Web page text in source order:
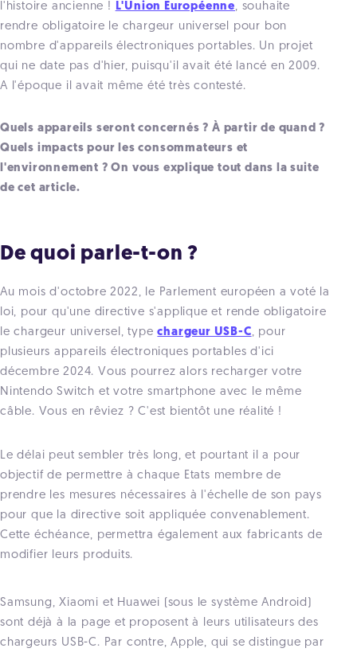
l'histoire ancienne ! L'Union Européenne, souhaite
rendre obligatoire le chargeur universel pour bon
nombre d'appareils électroniques portables. Un projet
qui ne date pas d'hier, puisqu'il avait été lancé en 2009.
A l'époque il avait même été très contesté.
Quels appareils seront concernés ? À partir de quand ?
Quels impacts pour les consommateurs et
l'environnement ? On vous explique tout dans la suite
de cet article.
De quoi parle-t-on ?
Au mois d'octobre 2022, le Parlement européen a voté la
loi, pour qu'une directive s'applique et rende obligatoire
le chargeur universel, typechargeur USB-C, pour
plusieurs appareils électroniques portables d'ici
décembre 2024. Vous pourrez alors recharger votre
Nintendo Switch et votre smartphone avec le même
câble. Vous en rêviez ? C'est bientôt une réalité !
Le délai peut sembler très long, et pourtant il a pour
objectif de permettre à chaque Etats membre de
prendre les mesures nécessaires à l'échelle de son pays
pour que la directive soit appliquée convenablement.
Cette échéance, permettra également aux fabricants de
modifier leurs produits.
Samsung, Xiaomi et Huawei (sous le système Android)
sont déjà à la page et proposent à leurs utilisateurs des
chargeurs USB-C. Par contre, Apple, qui se distingue par